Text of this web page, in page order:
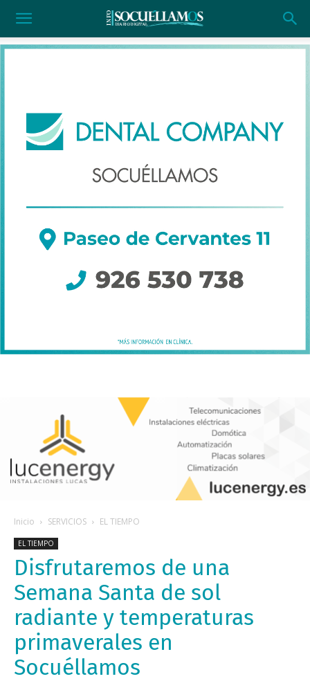
Inicio SERVICIOS EL TIEMPO
EL TIEMPO
Disfrutaremos de una
Semana Santa de sol
radiante y temperaturas
primaverales en
Socuéllamos